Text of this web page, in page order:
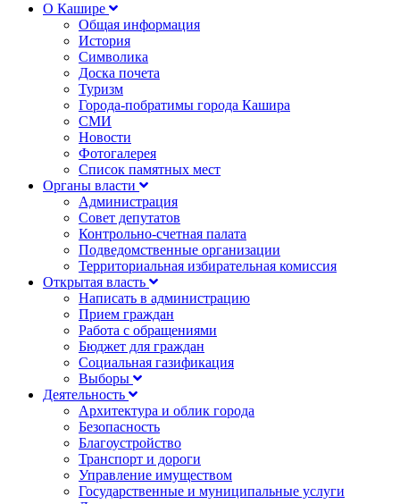
О Кашире
Общая информация
История
Символика
Доска почета
Туризм
Города-побратимы города Кашира
СМИ
Новости
Фотогалерея
Список памятных мест
Органы власти
Администрация
Совет депутатов
Контрольно-счетная палата
Подведомственные организации
Территориальная избирательная комиссия
Открытая власть
Написать в администрацию
Прием граждан
Работа с обращениями
Бюджет для граждан
Социальная газификация
Выборы
Деятельность
Архитектура и облик города
Безопасность
Благоустройство
Транспорт и дороги
Управление имуществом
Государственные и муниципальные услуги